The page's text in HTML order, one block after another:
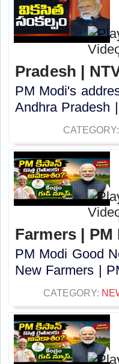
Pradesh |
PM Modi's
Andhra Pradesh
CATEGORY:
Farmers | PM
PM Modi Good
New Farmers |
CATEGORY: